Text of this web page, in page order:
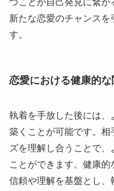
つことが自己発見に繋
新たな恋愛のチャンスを
す。
恋愛における健康的
執着を手放した後には、
築くことが可能です。
ズを理解し合うことで
ことができます。健康
信頼や理解を基盤とし